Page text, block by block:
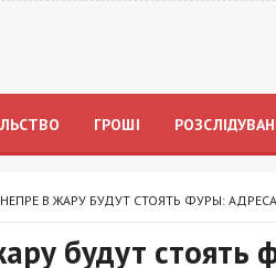
ГРОШІ
В ЖАРУ БУДУТ СТОЯТЬ ФУРЫ: АДРЕСА
будут стоять